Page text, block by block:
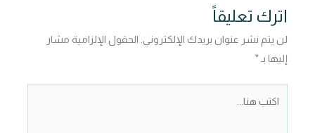
اترك تعليقاً
لن يتم نشر عنوان بريدك الإلكتروني. الحقول الإلزامية مشار
إليها بـ*